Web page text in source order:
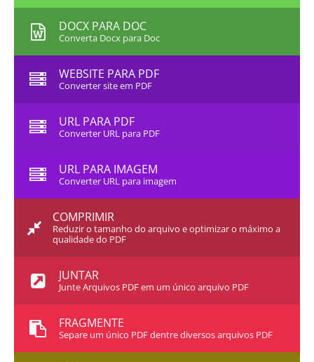
DOCX PARA DOC
Converta Docx para Doc
WEBSITE PARA PDF
Converter site em PDF
URL PARA PDF
Converter URL para PDF
URL PARA IMAGEM
Converter URL para imagem
COMPRIMIR
Reduzir o tamanho do arquivo e optimizar o máximo a
qualidade do PDF
JUNTAR
Junte Arquivos PDF em um único arquivo PDF
FRAGMENTE
Separe um único PDF dentre diversos arquivos PDF